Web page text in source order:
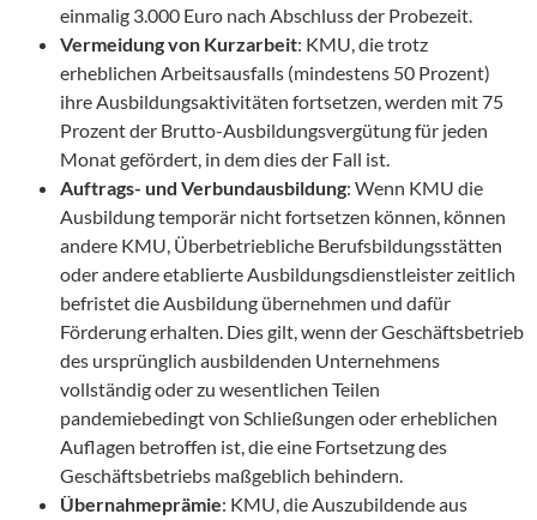
einmalig 3.000 Euro nach Abschluss der Probezeit.
Vermeidung von Kurzarbeit: KMU, die trotz
erheblichen Arbeitsausfalls (mindestens 50 Prozent)
ihre Ausbildungsaktivitäten fortsetzen, werden mit 75
Prozent der Brutto-Ausbildungsvergütung für jeden
Monat gefördert, in dem dies der Fall ist.
Auftrags- und Verbundausbildung: Wenn KMU die
Ausbildung temporär nicht fortsetzen können, können
andere KMU, Überbetriebliche Berufsbildungsstätten
oder andere etablierte Ausbildungsdienstleister zeitlich
befristet die Ausbildung übernehmen und dafür
Förderung erhalten. Dies gilt, wenn der Geschäftsbetrieb
des ursprünglich ausbildenden Unternehmens
vollständig oder zu wesentlichen Teilen
pandemiebedingt von Schließungen oder erheblichen
Auflagen betroffen ist, die eine Fortsetzung des
Geschäftsbetriebs maßgeblich behindern.
Übernahmeprämie: KMU, die Auszubildende aus